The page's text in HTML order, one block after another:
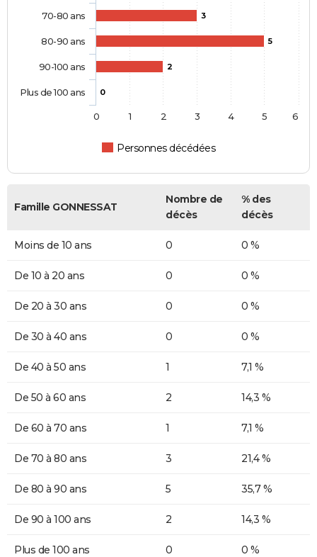
3
5
2
0
Personnes décédées
70-80 ans
80-90 ans
90-100 ans
Plus de 100 ans
0 1 2 3 4 5 6
Famille GONNESSAT
Nombre de
décès
% des
décès
Moins de 10 ans 0 0 %
De 10 à 20 ans 0 0 %
De 20 à 30 ans 0 0 %
De 30 à 40 ans 0 0 %
De 40 à 50 ans 1 7,1 %
De 50 à 60 ans 2 14,3 %
De 60 à 70 ans 1 7,1 %
De 70 à 80 ans 3 21,4 %
De 80 à 90 ans 5 35,7 %
De 90 à 100 ans 2 14,3 %
Plus de 100 ans 0 0 %